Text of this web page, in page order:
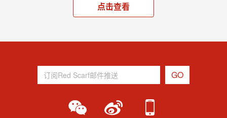
点击查看